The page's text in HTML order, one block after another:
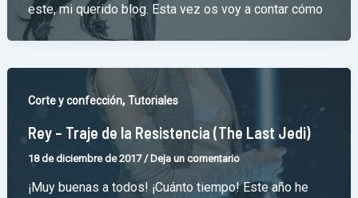
este, mi querido blog. Esta vez os voy a contar cómo
Corte y confección,Tutoriales
Rey – Traje de la Resistencia (The Last Jedi)
18 de diciembre de 2017/Deja un comentario
¡Muy buenas a todos! ¡Cuánto tiempo! Este año he